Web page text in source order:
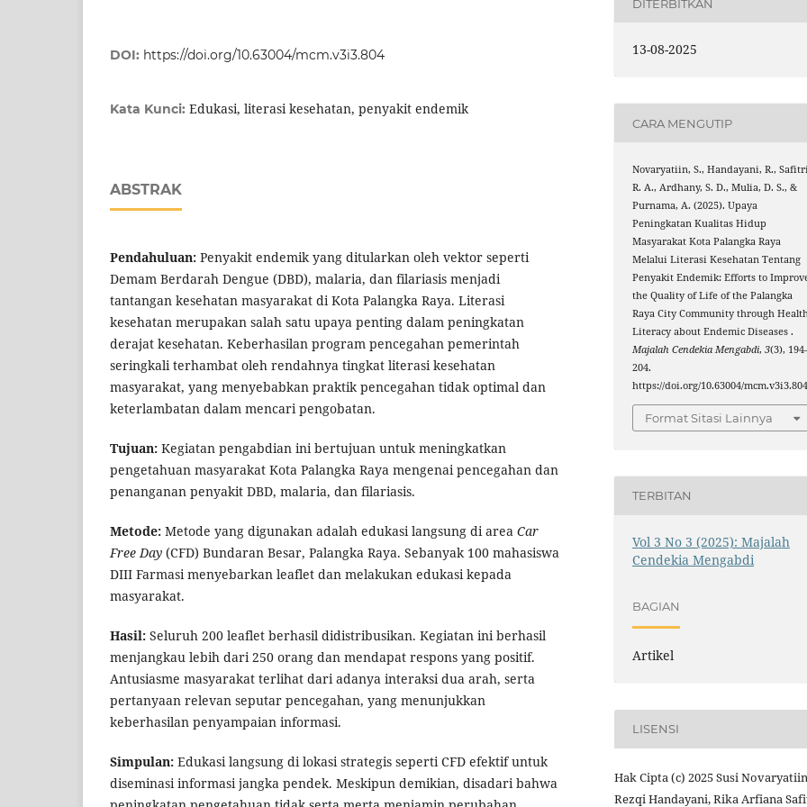
DOI: https://doi.org/10.63004/mcm.v3i3.804
Kata Kunci: Edukasi, literasi kesehatan, penyakit endemik
ABSTRAK
Pendahuluan: Penyakit endemik yang ditularkan oleh vektor seperti
Demam Berdarah Dengue (DBD), malaria, dan filariasis menjadi
tantangan kesehatan masyarakat di Kota Palangka Raya. Literasi
kesehatan merupakan salah satu upaya penting dalam peningkatan
derajat kesehatan. Keberhasilan program pencegahan pemerintah
seringkali terhambat oleh rendahnya tingkat literasi kesehatan
masyarakat, yang menyebabkan praktik pencegahan tidak optimal dan
keterlambatan dalam mencari pengobatan.
Tujuan: Kegiatan pengabdian ini bertujuan untuk meningkatkan
pengetahuan masyarakat Kota Palangka Raya mengenai pencegahan dan
penanganan penyakit DBD, malaria, dan filariasis.
Metode: Metode yang digunakan adalah edukasi langsung di area Car
Free Day (CFD) Bundaran Besar, Palangka Raya. Sebanyak 100 mahasiswa
DIII Farmasi menyebarkan leaflet dan melakukan edukasi kepada
masyarakat.
Hasil: Seluruh 200 leaflet berhasil didistribusikan. Kegiatan ini berhasil
menjangkau lebih dari 250 orang dan mendapat respons yang positif.
Antusiasme masyarakat terlihat dari adanya interaksi dua arah, serta
pertanyaan relevan seputar pencegahan, yang menunjukkan
keberhasilan penyampaian informasi.
Simpulan: Edukasi langsung di lokasi strategis seperti CFD efektif untuk
diseminasi informasi jangka pendek. Meskipun demikian, disadari bahwa
DITERBITKAN
13-08-2025
CARA MENGUTIP
Novaryatiin, S., Handayani, R.,
R. A., Ardhany, S. D., Mulia, D. S., &
Purnama, A. (2025). Upaya
Peningkatan Kualitas Hidup
Masyarakat Kota Palangka Raya
Melalui Literasi Kesehatan Tentang
Penyakit Endemik: Efforts to
the Quality of Life of the Palangka
Raya City Community through
Literacy about Endemic Diseases .
Majalah Cendekia Mengabdi,3(3),
204.
https://doi.org/10.63004/mcm.v3i3.804
Format Sitasi Lainnya
TERBITAN
Vol 3 No 3 (2025): Majalah
Cendekia Mengabdi
BAGIAN
Artikel
LISENSI
Hak Cipta (c) 2025 Susi
Rezqi Handayani, Rika Arfiana